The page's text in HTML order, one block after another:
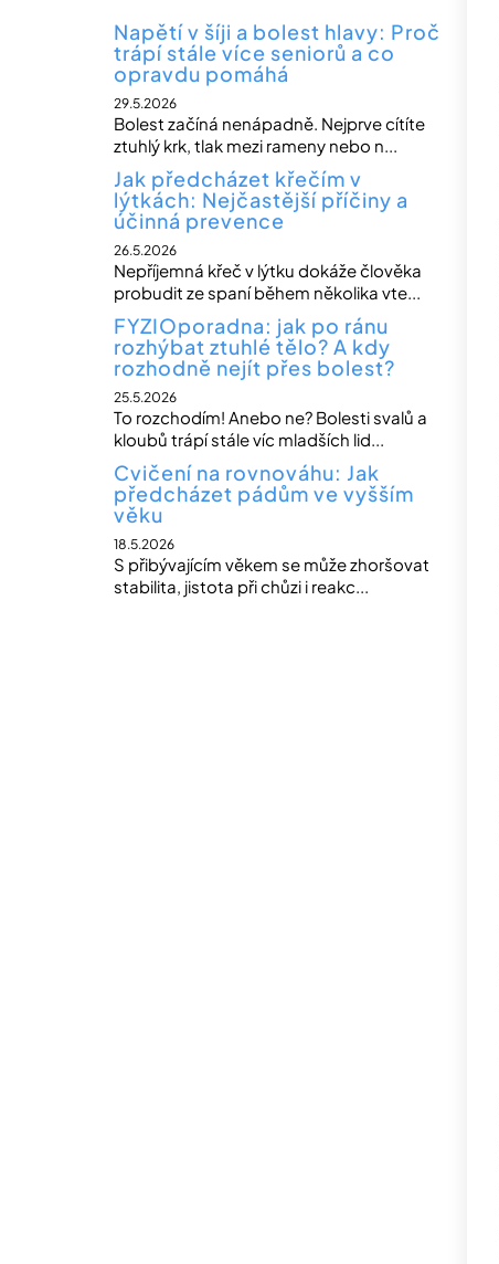
Napětí v šíji a bolest hlavy: Proč
trápí stále více seniorů a co
opravdu pomáhá
29.5.2026
Bolest začíná nenápadně. Nejprve cítíte
ztuhlý krk, tlak mezi rameny nebo n...
Jak předcházet křečím v
lýtkách: Nejčastější příčiny a
účinná prevence
26.5.2026
Nepříjemná křeč v lýtku dokáže člověka
probudit ze spaní během několika vte...
FYZIOporadna: jak po ránu
rozhýbat ztuhlé tělo? A kdy
rozhodně nejít přes bolest?
25.5.2026
To rozchodím! Anebo ne? Bolesti svalů a
kloubů trápí stále víc mladších lid...
Cvičení na rovnováhu: Jak
předcházet pádům ve vyšším
věku
18.5.2026
S přibývajícím věkem se může zhoršovat
stabilita, jistota při chůzi i reakc...